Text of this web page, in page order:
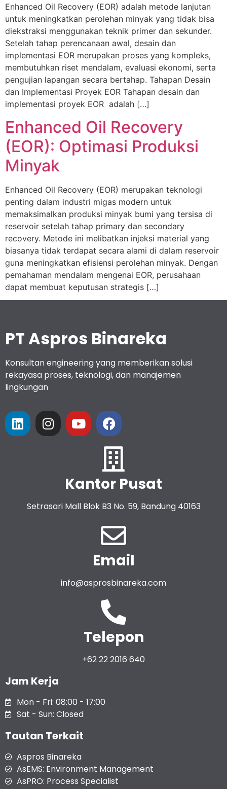
Enhanced Oil Recovery (EOR) adalah metode lanjutan
untuk meningkatkan perolehan minyak yang tidak bisa
diekstraksi menggunakan teknik primer dan sekunder.
Setelah tahap perencanaan awal, desain dan
implementasi EOR merupakan proses yang kompleks,
membutuhkan riset mendalam, evaluasi ekonomi, serta
pengujian lapangan secara bertahap. Tahapan Desain
dan Implementasi Proyek EOR Tahapan desain dan
implementasi proyek EOR adalah […]
Enhanced Oil Recovery
(EOR): Optimasi Produksi
Minyak
Enhanced Oil Recovery (EOR) merupakan teknologi
penting dalam industri migas modern untuk
memaksimalkan produksi minyak bumi yang tersisa di
reservoir setelah tahap primary dan secondary
recovery. Metode ini melibatkan injeksi material yang
biasanya tidak terdapat secara alami di dalam reservoir
guna meningkatkan efisiensi perolehan minyak. Dengan
pemahaman mendalam mengenai EOR, perusahaan
dapat membuat keputusan strategis […]
PT Aspros Binareka
Konsultan engineering yang memberikan solusi
rekayasa proses, teknologi, dan manajemen
lingkungan
Kantor Pusat
Setrasari Mall Blok B3 No. 59, Bandung 40163
Email
info@asprosbinareka.com
Telepon
+62 22 2016 640
Jam Kerja
Mon - Fri: 08:00 - 17:00
Sat - Sun: Closed
Tautan Terkait
Aspros Binareka
AsEMS: Environment Management
AsPRO: Process Specialist